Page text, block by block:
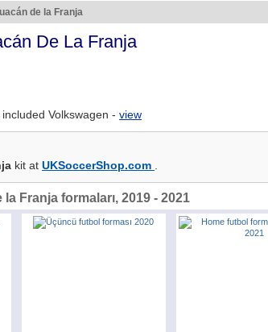
de la Franja
De La Franja
included Volkswagen - view
kit at UKSoccerShop.com
Franja formaları, 2019 - 2021